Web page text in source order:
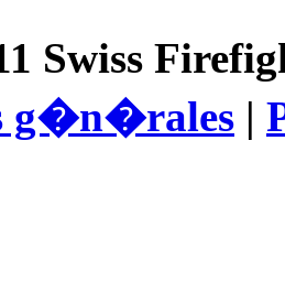
Swiss
g�n�rales |